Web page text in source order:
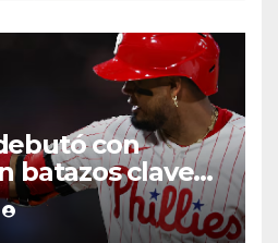
con
batazos claves
victoria ante